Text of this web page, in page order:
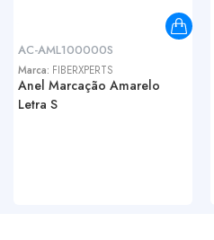
AC-AML100000S
Marca: FIBERXPERTS
Anel Marcação Amarelo
Letra S